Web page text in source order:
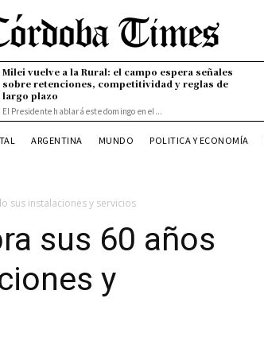
Milei vuelve a la Rural: el campo espera señales
sobre retenciones, competitividad y reglas de
largo plazo
El Presidente hablará este domingo en el...
ARGENTINA MUNDO POLITICA Y ECONOMÍA
sus instalaciones y servicios
sus 60 años
y